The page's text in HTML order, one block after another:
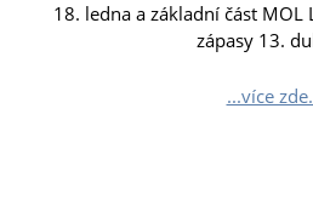
18. ledna a základní část
zápasy 13.
...více zde.